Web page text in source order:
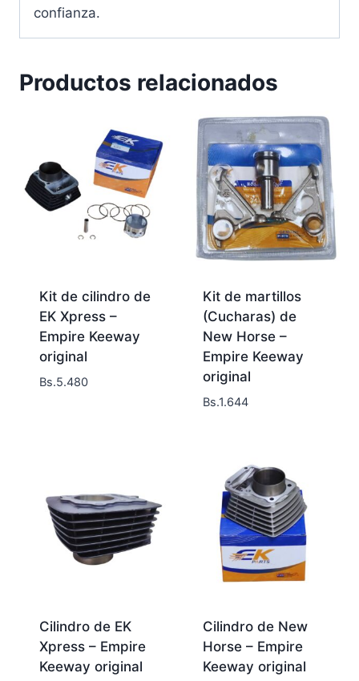
confianza.
Productos relacionados
Kit de cilindro de
EK Xpress –
Empire Keeway
original
Bs.5.480
Kit de martillos
(Cucharas) de
New Horse –
Empire Keeway
original
Bs.1.644
Cilindro de EK
Xpress – Empire
Keeway original
Cilindro de New
Horse – Empire
Keeway original